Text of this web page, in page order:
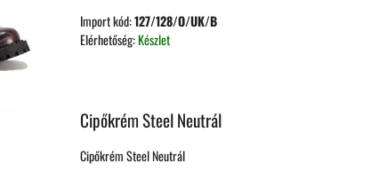
Import kód:127/128/O/UK/B
Elérhetőség:Készlet
Cipőkrém Steel Neutrál
Cipőkrém Steel Neutrál